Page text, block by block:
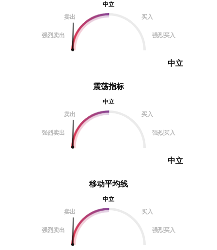
震荡指标
中立
卖出
买入
强烈卖出 强烈买入
中立
中立
卖出
买入
强烈卖出 强烈买入
中立
移动平均线
中立
卖出
买入
强烈卖出 强烈买入